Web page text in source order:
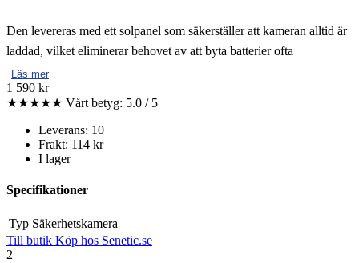
Den levereras med ett solpanel som säkerställer att kameran alltid är
laddad, vilket eliminerar behovet av att byta batterier ofta
Läs mer
1 590 kr
★★★★★ Vårt betyg: 5.0 / 5
Leverans: 10
Frakt: 114 kr
I lager
Specifikationer
Typ Säkerhetskamera
Till butik Köp hos Senetic.se
2